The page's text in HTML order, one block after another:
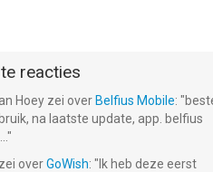
reacties
Hoey zei over Belfius Mobile: "
na laatste update, app. belfius
"
zei overGoWish: " Ik heb deze eerst